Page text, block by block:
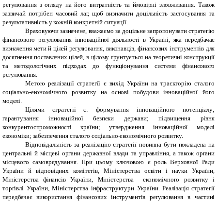
регулювання з огляду на його витратність та ймовірні зловживання. Також
зазвичай потрібен часовий лаг, щоб визначити доцільність застосування та
результативність у кожній конкретній ситуації.
Враховуючи зазначене, вважаємо за доцільне запропонувати стратегію
фінансового регулювання інноваційної діяльності в Україні, яка передбачає
визначення мети й цілей регулювання, виконавців, фінансових інструментів для
досягнення поставлених цілей, в цілому ґрунтується на теоретичні конструкції
та методологічних підходах до функціонування системи фінансового
регулювання.
Метою реалізації стратегії є вихід України на траєкторію сталого
соціально-економічного розвитку на основі побудови інноваційної його
моделі.
Цілями стратегії є: формування інноваційного потенціалу;
гарантування інноваційної безпеки держави; підвищення рівня
конкурентоспроможності країни; утвердження інноваційної моделі
економіки; забезпечення сталого соціально-економічного розвитку.
Відповідальність за реалізацію стратегії повинна бути покладена на
центральні й місцеві органи державної влади та управління, а також органи
місцевого самоврядування. При цьому ключовою є роль Верховної Ради
України й відповідних комітетів, Міністерства освіти і науки України,
Міністерства фінансів України, Міністерства економічного розвитку і
торгівлі України, Міністерства інфраструктури України.Реалізація стратегії
передбачає використання фінансових інструментів регулювання в частині